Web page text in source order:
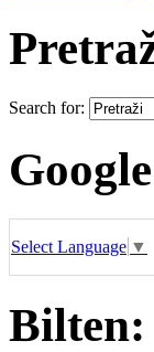
Search for:
Select Language ▼
Bilten: